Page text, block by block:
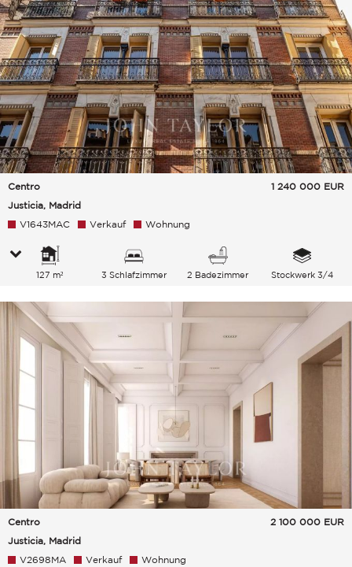
Centro
Justicia, Madrid
1 240 000 EUR
V1643MAC Verkauf Wohnung
127 m² 3 Schlafzimmer 2 Badezimmer Stockwerk 3/4
Centro
Justicia, Madrid
2 100 000 EUR
V2698MA Verkauf Wohnung